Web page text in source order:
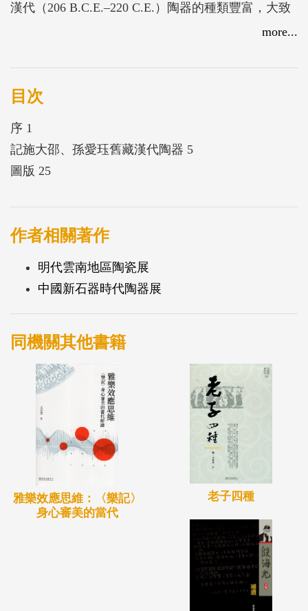
漢代（206 B.C.E.–220 C.E.）陶器的種類豐富，大致
涵蓋了漢代陶器主要品類，可將之區分為：一、燒造
以鉛為助熔劑在攝氏800度左右燒成的鉛釉陶；三、
以攝氏1200度以上燒成的高溫灰釉炻器等三類。另
歸入俑類。
more...
目次
序 1
記施大邵、孫愛珏舊藏漢代陶器 5
圖版 25
作者相關著作
明代雲南地區陶瓷展
中國新石器時代陶器展
同機關其他書籍
雅樂效應思維：〈樂記〉
身心審美的當代
老子四種